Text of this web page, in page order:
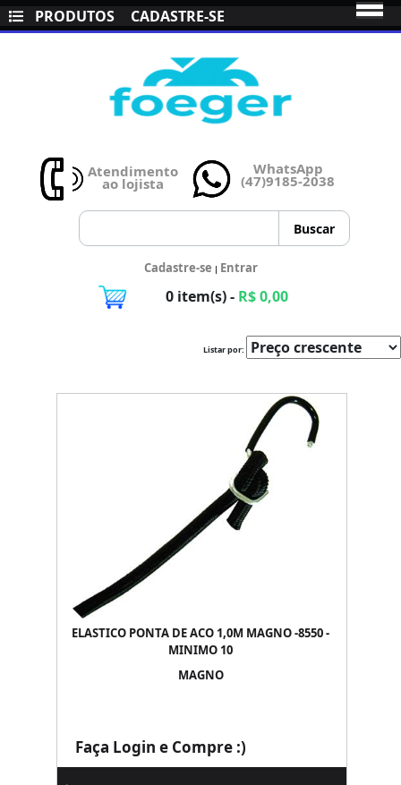
PRODUTOS CADASTRE-SE
Atendimento
ao lojista
WhatsApp
(47)9185-2038
Cadastre-se | Entrar
0 item(s) - R$ 0,00
Listar por:
ELASTICO PONTA DE ACO 1,0M MAGNO -8550 -
MINIMO 10
MAGNO
Faça Login e Compre :)